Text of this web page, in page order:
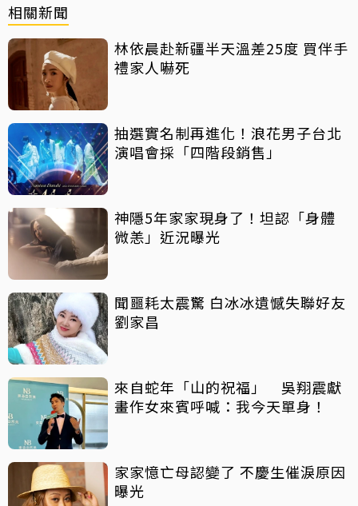
相關新聞
林依晨赴新疆半天溫差25度 買伴手
禮家人嚇死
抽選實名制再進化！浪花男子台北
演唱會採「四階段銷售」
神隱5年家家現身了！坦認「身體
微恙」近況曝光
聞噩耗太震驚 白冰冰遺憾失聯好友
劉家昌
來自蛇年「山的祝福」 吳翔震獻
畫作女來賓呼喊：我今天單身！
家家憶亡母認變了 不慶生催淚原因
曝光